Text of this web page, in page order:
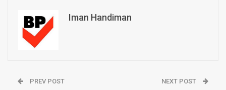
Iman Handiman
PREV POST NEXT POST